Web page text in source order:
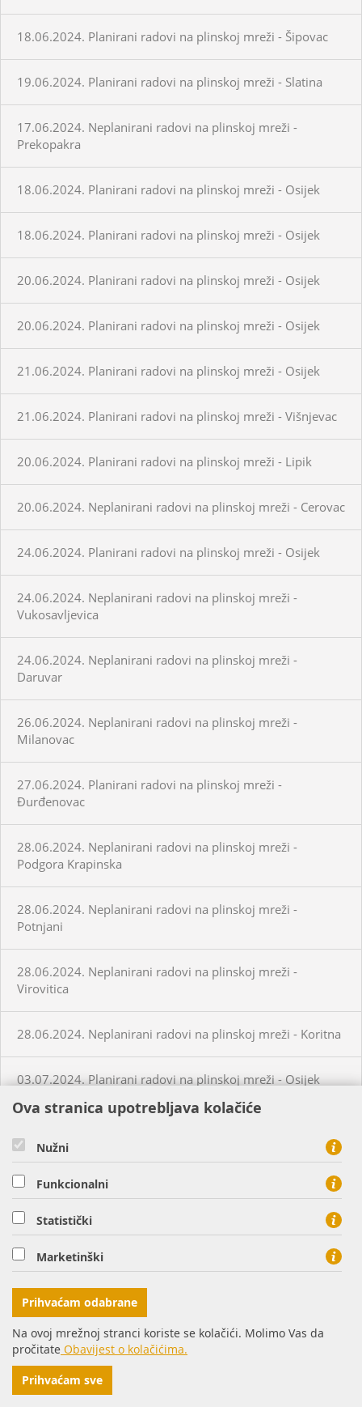
18.06.2024. Planirani radovi na plinskoj mreži - Šipovac
19.06.2024. Planirani radovi na plinskoj mreži - Slatina
17.06.2024. Neplanirani radovi na plinskoj mreži -
Prekopakra
18.06.2024. Planirani radovi na plinskoj mreži - Osijek
18.06.2024. Planirani radovi na plinskoj mreži - Osijek
20.06.2024. Planirani radovi na plinskoj mreži - Osijek
20.06.2024. Planirani radovi na plinskoj mreži - Osijek
21.06.2024. Planirani radovi na plinskoj mreži - Osijek
21.06.2024. Planirani radovi na plinskoj mreži - Višnjevac
20.06.2024. Planirani radovi na plinskoj mreži - Lipik
20.06.2024. Neplanirani radovi na plinskoj mreži - Cerovac
24.06.2024. Planirani radovi na plinskoj mreži - Osijek
24.06.2024. Neplanirani radovi na plinskoj mreži -
Vukosavljevica
24.06.2024. Neplanirani radovi na plinskoj mreži -
Daruvar
26.06.2024. Neplanirani radovi na plinskoj mreži -
Milanovac
27.06.2024. Planirani radovi na plinskoj mreži -
Đurđenovac
28.06.2024. Neplanirani radovi na plinskoj mreži -
Podgora Krapinska
28.06.2024. Neplanirani radovi na plinskoj mreži -
Potnjani
28.06.2024. Neplanirani radovi na plinskoj mreži -
Virovitica
28.06.2024. Neplanirani radovi na plinskoj mreži - Koritna
03.07.2024. Planirani radovi na plinskoj mreži - Osijek
05.07.2024. Planirani radovi na plinskoj mreži - Slatina
03.07.2024. Planirani radovi na plinskoj mreži - Višnjevac
03.07.2024. Planirani radovi na plinskoj mreži - Virovitica
03.07.2024. Planirani radovi na plinskoj mreži - Virovitica
03.07.2024. Planirani radovi na plinskoj mreži - Pakrac
Ova stranica upotrebljava kolačiće
Nužni
Funkcionalni
Statistički
Marketinški
Prihvaćam odabrane
Na ovoj mrežnoj stranci koriste se kolačići. Molimo Vas da
pročitate Obavijest o kolačićima.
Prihvaćam sve